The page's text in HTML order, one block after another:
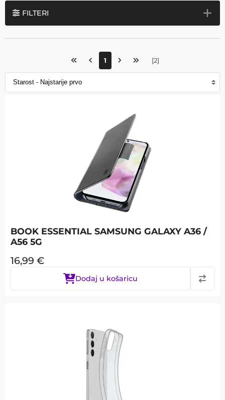
FILTERI
1 [2]
BOOK ESSENTIAL SAMSUNG GALAXY A36 /
A56 5G
16,99 €
Dodaj u košaricu